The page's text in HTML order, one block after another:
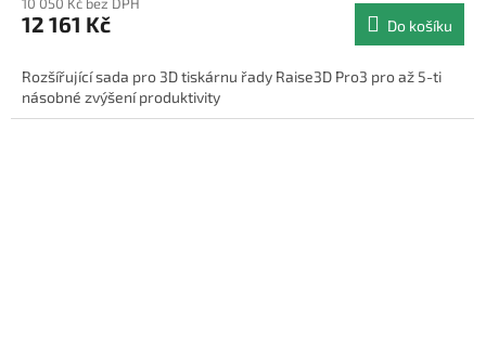
A
10 050 Kč bez DPH
12 161 Kč Do košíku
Rozšířující sada pro 3D tiskárnu řady Raise3D Pro3 pro až 5-ti
násobné zvýšení produktivity